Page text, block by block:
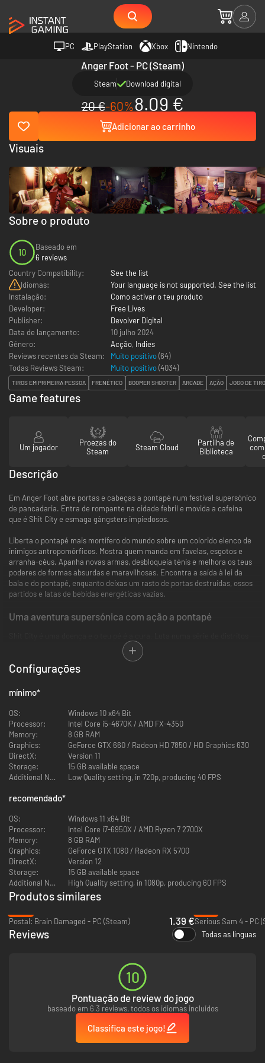
PC PlayStation Xbox Nintendo
Anger Foot - PC (Steam)
Steam Download digital
20 €-60%8.09 €
Adicionar ao carrinho
Sobre o produto
10
Baseado em
6 reviews
Country Compatibility:
See the list
Idiomas:
Your language is not supported. See the list
Instalação:
Como activar o teu produto
Developer:
Free Lives
Publisher:
Devolver Digital
Data de lançamento:
10 julho 2024
Género:
Acção, Indies
Reviews recentes da Steam:
Muito positivo(64)
Todas Reviews Steam:
Muito positivo(4034)
TIROS EM PRIMEIRA PESSOA FRENÉTICO BOOMER SHOOTER ARCADE AÇÃO JOGO DE
Visuais
Game features
Um jogador
Proezas do
Steam
Steam Cloud
Partilha de
Biblioteca
Descrição
Em Anger Foot abre portas e cabeças a pontapé num festival supersónico
de pancadaria. Entra de rompante na cidade febril e movida a cafeína
que é Shit City e esmaga gângsters impiedosos.
Liberta o pontapé mais mortífero do mundo sobre um colorido elenco de
inimigos antropomórficos. Mostra quem manda em favelas, esgotos e
arranha-céus. Apanha novas armas, desbloqueia ténis e melhora os teus
poderes de formas absurdas e maravilhosas. Encontra a saída à lei da
bala e do pontapé, enquanto deixas um rasto de portas destruídas, ossos
partidos e latas de bebidas energéticas vazias.
Uma aventura supersónica com ação a pontapé
da cidade a abarrotar de lunáticos e faz uso da tua fabulosa coleção de
Desfruta de uma banda sonora eletrizante, enquanto atropelas o
submundo do crime. Um ataque a todos os teus sentidos. Incluindo o
senso comum.
Corre. Pontapeia. Repete.
És o deus dos estilo, da velocidade ou do poder? Descobre segredos e
desbloqueáveis para aumentar a longevidade do jogo. Supera os níveis de
formas criativas, ridículas e devastadoras.
Torna-te um só com os dedos dos pés e sê rápido no gatilho. Terás de
adquirir habilidades para além da compreensão humana, para prevalecer
e aprender o segredo de Anger Foot.
Configurações
mínimo*
OS:
Windows 10 x64 Bit
Processor:
Intel Core i5-4670K / AMD FX-4350
Memory:
8 GB RAM
Graphics:
GeForce GTX 660 / Radeon HD 7850 / HD Graphics 630
DirectX:
Version 11
Storage:
15 GB available space
Additional Notes:
Low Quality setting, in 720p, producing 40 FPS
recomendado*
OS:
Windows 11 x64 Bit
Processor:
Intel Core i7-6950X / AMD Ryzen 7 2700X
Memory:
8 GB RAM
Graphics:
GeForce GTX 1080 / Radeon RX 5700
DirectX:
Version 12
Storage:
15 GB available space
Additional Notes:
High Quality setting, in 1080p, producing 60 FPS
Produtos similares
Postal: Brain Damaged - PC (Steam)
1.39 €Serious Sam 4 - PC
Reviews Todas as línguas
10
Pontuação de review do jogo
baseado em 6 3 reviews, todos os idiomas incluídos
Classifica este jogo!